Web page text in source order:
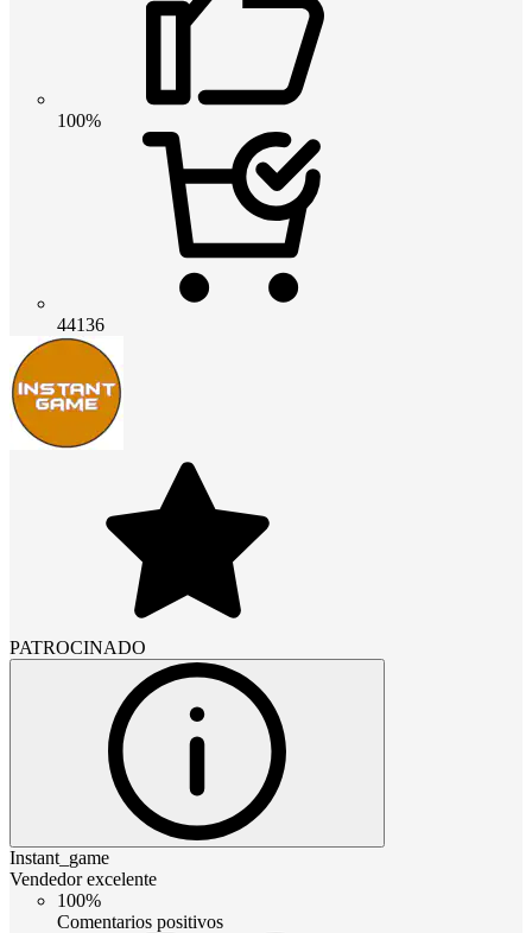
100%
44136
PATROCINADO
Instant_game
Vendedor excelente
100%
Comentarios positivos